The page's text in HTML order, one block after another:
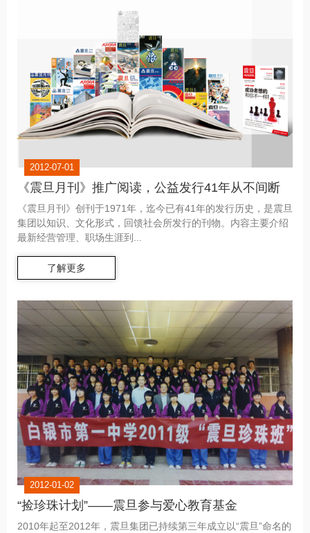
2012-07-01
《震旦月刊》推广阅读，公益发行41年从不间断
《震旦月刊》创刊于1971年，迄今已有41年的发行历史，是震旦
集团以知识、文化形式，回馈社会所发行的刊物。内容主要介绍
最新经营管理、职场生涯到...
了解更多
2012-01-02
“捡珍珠计划”——震旦参与爱心教育基金
2010年起至2012年，震旦集团已持续第三年成立以“震旦”命名的